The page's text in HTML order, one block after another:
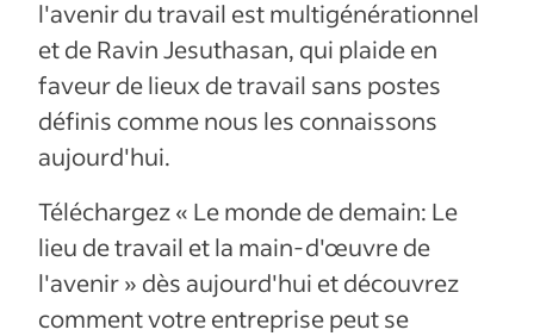
l'avenir du travail est multigénérationnel
et de Ravin Jesuthasan, qui plaide en
faveur de lieux de travail sans postes
définis comme nous les connaissons
aujourd'hui.
Téléchargez « Le monde de demain: Le
lieu de travail et la main-d'œuvre de
l'avenir » dès aujourd'hui et découvrez
comment votre entreprise peut se